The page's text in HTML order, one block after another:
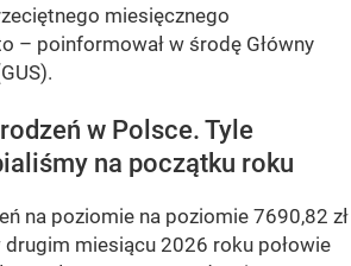
miesięcznego
– poinformował w środę Główny
w Polsce. Tyle
na początku roku
na poziomie na poziomie 7690,82 zł
drugim miesiącu 2026 roku połowie